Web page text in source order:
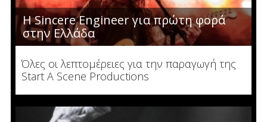
Η Sincere Engineer για πρώτη φορά
στην Ελλάδα
Όλες οι λεπτομέρειες για την παραγωγή της
Start A Scene Productions